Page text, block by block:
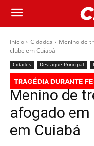
Início Cidades
Menino de
clube em Cuiabá
Cidades Destaque Principal
TRAGÉDIA DURANTE
Menino de
afogado em
em Cuiabá